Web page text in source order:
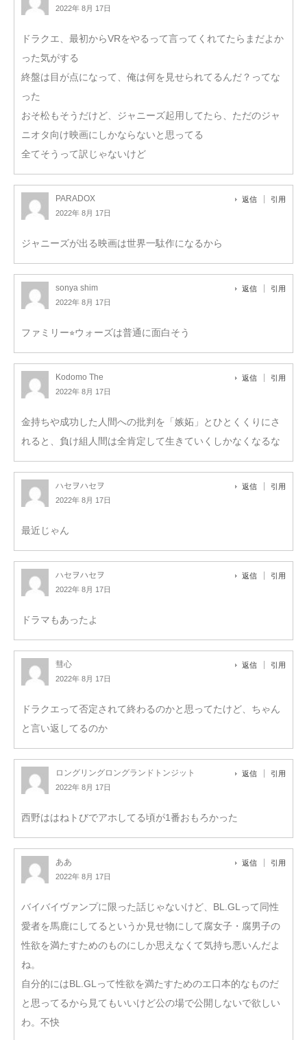
2022年 8月 17日
ドラクエ、最初からVRをやるって言ってくれてたらまだよか
った気がする
終盤は目が点になって、俺は何を見せられてるんだ？ってな
った
おそ松もそうだけど、ジャニーズ起用してたら、ただのジャ
ニオタ向け映画にしかならないと思ってる
全てそうって訳じゃないけど
PARADOX
2022年 8月 17日
返信 引用
ジャニーズが出る映画は世界一駄作になるから
sonya shim
2022年 8月 17日
返信 引用
ファミリー⭐︎ウォーズは普通に面白そう
Kodomo The
2022年 8月 17日
返信 引用
金持ちや成功した人間への批判を「嫉妬」とひとくくりにさ
れると、負け組人間は全肯定して生きていくしかなくなるな
ハセヲハセヲ
2022年 8月 17日
返信 引用
最近じゃん
ハセヲハセヲ
2022年 8月 17日
返信 引用
ドラマもあったよ
彗心
2022年 8月 17日
返信 引用
ドラクエって否定されて終わるのかと思ってたけど、ちゃん
と言い返してるのか
ロングリングロングランドトンジット
2022年 8月 17日
返信 引用
西野ははねトびでアホしてる頃が1番おもろかった
ああ
2022年 8月 17日
返信 引用
バイバイヴァンプに限った話じゃないけど、BL.GLって同性
愛者を馬鹿にしてるというか見せ物にして腐女子・腐男子の
性欲を満たすためのものにしか思えなくて気持ち悪いんだよ
ね。
自分的にはBL.GLって性欲を満たすためのエ口本的なものだ
と思ってるから見てもいいけど公の場で公開しないで欲しい
わ。不快